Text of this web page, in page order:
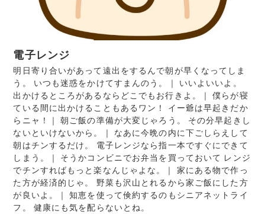
電子レンジ
明日寄り合いがあって遠出をするんで朝が早くなってしま
う。 いつも迷惑をかけてすまんのう。｜ いいよいいよ。
出かけるところがあるならどこでもお行きよ。｜ 僕らが寝
ている間に出かけることもあるワン！ イー爺は早起きだか
らニャ！｜ 朝ご飯の準備が大変じゃろう。 その分早起きし
ないといけないから。｜ なあに今晩の内に下ごしらえして
朝はチンするだけ。 電子レンジなら指一本ですぐにできて
しまう。｜ そうかコンビニでお弁当を買っておいて レンジ
でチンすればもっと楽なんじゃよな。｜ 家にある物で作っ
た方が経済的じゃ。 野菜も沢山とれるから家ご飯にした方
が良いよ。｜ 知恵を使って倹約するのもシニアネットライ
フ。 健康にも気を配らないとね。